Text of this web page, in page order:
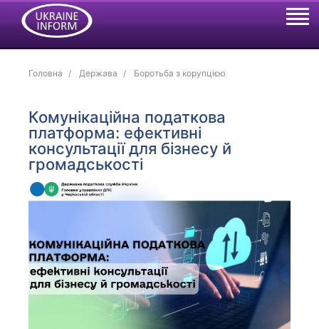
Головна Держава Боротьба з корупцією
Комунікаційна податкова
платформа: ефективні
консультації для бізнесу й
громадськості